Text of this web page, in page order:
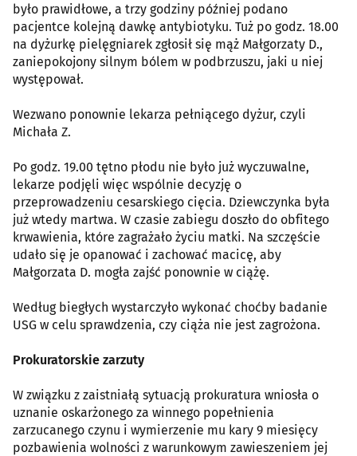
było prawidłowe, a trzy godziny później podano
pacjentce kolejną dawkę antybiotyku. Tuż po godz. 18.00
na dyżurkę pielęgniarek zgłosił się mąż Małgorzaty D.,
zaniepokojony silnym bólem w podbrzuszu, jaki u niej
występował.
Wezwano ponownie lekarza pełniącego dyżur, czyli
Michała Z.
Po godz. 19.00 tętno płodu nie było już wyczuwalne,
lekarze podjęli więc wspólnie decyzję o
przeprowadzeniu cesarskiego cięcia. Dziewczynka była
już wtedy martwa. W czasie zabiegu doszło do obfitego
krwawienia, które zagrażało życiu matki. Na szczęście
udało się je opanować i zachować macicę, aby
Małgorzata D. mogła zajść ponownie w ciążę.
Według biegłych wystarczyło wykonać choćby badanie
USG w celu sprawdzenia, czy ciąża nie jest zagrożona.
Prokuratorskie zarzuty
W związku z zaistniałą sytuacją prokuratura wniosła o
uznanie oskarżonego za winnego popełnienia
zarzucanego czynu i wymierzenie mu kary 9 miesięcy
pozbawienia wolności z warunkowym zawieszeniem jej